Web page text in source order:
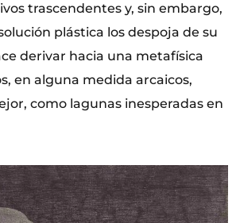
trascendentes y, sin embargo,
plástica los despoja de su
derivar hacia una metafísica
en alguna medida arcaicos,
como lagunas inesperadas en